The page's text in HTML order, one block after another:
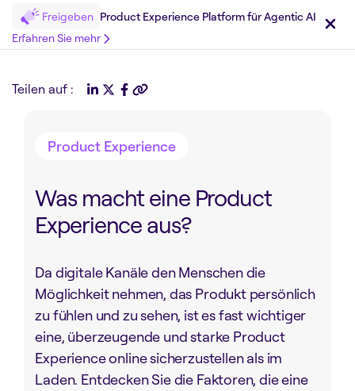
Freigeben Product Experience Platform für Agentic AI
Erfahren Sie mehr
Teilen auf :
Product Experience
Was macht eine Product
Experience aus?
Da digitale Kanäle den Menschen die
Möglichkeit nehmen, das Produkt persönlich
zu fühlen und zu sehen, ist es fast wichtiger
eine, überzeugende und starke Product
Experience online sicherzustellen als im
Laden. Entdecken Sie die Faktoren, die eine